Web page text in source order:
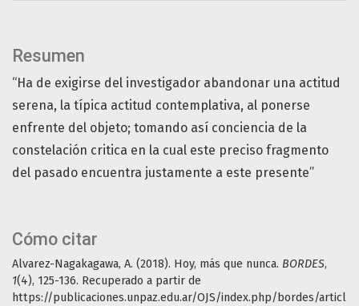
Cómo citar
Alvarez-Nagakagawa, A. (2018). Hoy, más que nunca. BORDES,
1(4), 125-136. Recuperado a partir de
https://publicaciones.unpaz.edu.ar/OJS/index.php/bordes/articl
Resumen
“Ha de exigirse del investigador abandonar una actitud
serena, la típica actitud contemplativa, al ponerse
enfrente del objeto; tomando así conciencia de la
constelación critica en la cual este preciso fragmento
del pasado encuentra justamente a este presente”